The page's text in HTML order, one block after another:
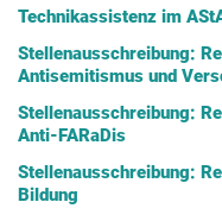
Technikassistenz im
Stellenausschreibung:
Antisemitismus und
Stellenausschreibung:
Anti-FARaDis
Stellenausschreibung:
Bildung